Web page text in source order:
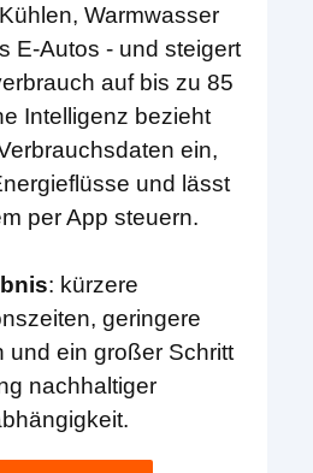
Warmwasser
E-Autos - und steigert
auf bis zu 85
Intelligenz bezieht
ein,
und lässt
per App steuern.
: kürzere
geringere
und ein großer Schritt
nachhaltiger